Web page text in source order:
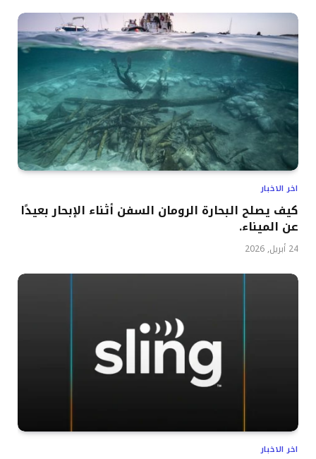
اخر الاخبار
كيف يصلح البحارة الرومان السفن أثناء الإبحار بعيدًا
عن الميناء.
24 أبريل, 2026
اخر الاخبار